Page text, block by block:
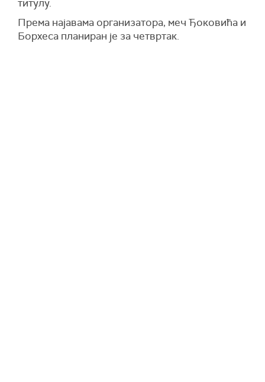
титулу.
Према најавама организатора, меч Ђоковића и
Борхеса планиран је за четвртак.